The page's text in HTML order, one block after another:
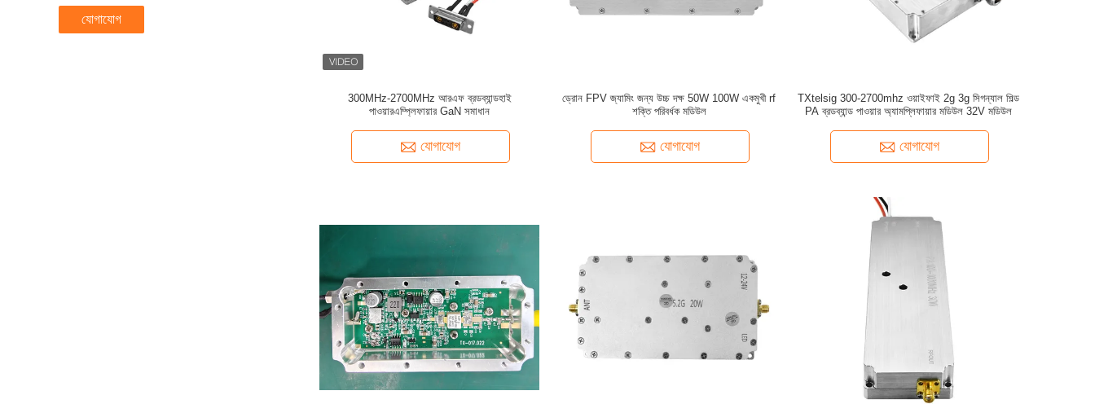
যোগাযোগ
300MHz-2700MHz আরএফ ব্রডব্যান্ডহাই
পাওয়ারএম্প্লিফায়ার GaN সমাধান
যোগাযোগ
ড্রোন FPV জ্যামিং জন্য উচ্চ দক্ষ 50W 100W একমুখী rf
শক্তি পরিবর্ধক মডিউল
যোগাযোগ
TXtelsig 300-2700mhz ওয়াইফাই 2g 3g সিগন্যাল শিল্ড
PA ব্রডব্যান্ড পাওয়ার অ্যামপ্লিফায়ার মডিউল 32V মডিউল
যোগাযোগ